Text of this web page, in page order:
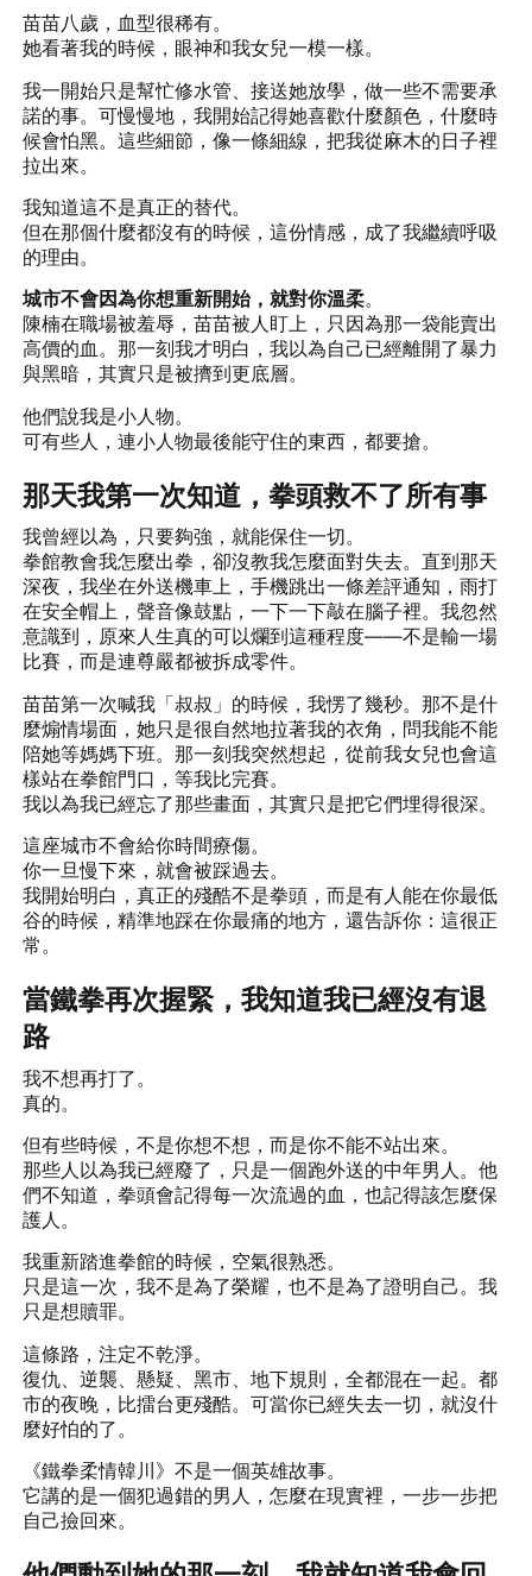
苗苗八歲，血型很稀有。
她看著我的時候，眼神和我女兒一模一樣。
我一開始只是幫忙修水管、接送她放學，做一些不需要承
諾的事。可慢慢地，我開始記得她喜歡什麼顏色，什麼時
候會怕黑。這些細節，像一條細線，把我從麻木的日子裡
拉出來。
我知道這不是真正的替代。
但在那個什麼都沒有的時候，這份情感，成了我繼續呼吸
的理由。
城市不會因為你想重新開始，就對你溫柔。
陳楠在職場被羞辱，苗苗被人盯上，只因為那一袋能賣出
高價的血。那一刻我才明白，我以為自己已經離開了暴力
與黑暗，其實只是被擠到更底層。
他們說我是小人物。
可有些人，連小人物最後能守住的東西，都要搶。
那天我第一次知道，拳頭救不了所有事
我曾經以為，只要夠強，就能保住一切。
拳館教會我怎麼出拳，卻沒教我怎麼面對失去。直到那天
深夜，我坐在外送機車上，手機跳出一條差評通知，雨打
在安全帽上，聲音像鼓點，一下一下敲在腦子裡。我忽然
意識到，原來人生真的可以爛到這種程度——不是輸一場
比賽，而是連尊嚴都被拆成零件。
苗苗第一次喊我「叔叔」的時候，我愣了幾秒。那不是什
麼煽情場面，她只是很自然地拉著我的衣角，問我能不能
陪她等媽媽下班。那一刻我突然想起，從前我女兒也會這
樣站在拳館門口，等我比完賽。
我以為我已經忘了那些畫面，其實只是把它們埋得很深。
這座城市不會給你時間療傷。
你一旦慢下來，就會被踩過去。
我開始明白，真正的殘酷不是拳頭，而是有人能在你最低
谷的時候，精準地踩在你最痛的地方，還告訴你：這很正
常。
當鐵拳再次握緊，我知道我已經沒有退
路
我不想再打了。
真的。
但有些時候，不是你想不想，而是你不能不站出來。
那些人以為我已經廢了，只是一個跑外送的中年男人。他
們不知道，拳頭會記得每一次流過的血，也記得該怎麼保
護人。
我重新踏進拳館的時候，空氣很熟悉。
只是這一次，我不是為了榮耀，也不是為了證明自己。我
只是想贖罪。
這條路，注定不乾淨。
復仇、逆襲、懸疑、黑市、地下規則，全都混在一起。都
市的夜晚，比擂台更殘酷。可當你已經失去一切，就沒什
麼好怕的了。
《鐵拳柔情韓川》不是一個英雄故事。
它講的是一個犯過錯的男人，怎麼在現實裡，一步一步把
自己撿回來。